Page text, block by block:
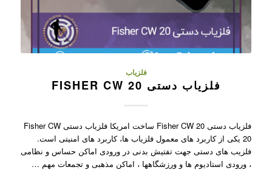
فلزیاب
فلزیاب دستی FISHER CW 20
فلزیاب دستی Fisher CW 20 ساخت امریکا فلزیاب دستی Fisher CW
20 یکی از کاربرد های معمول فلزیاب ها، کاربرد های امنیتی است.
فلزیب های دستی جهت تفتیش بدنی در ورودی اماکن حساس و نظامی
، ورودی استادیوم ها و ورزشگاهها ، اماکن مذهبی و تجمعات مهم …